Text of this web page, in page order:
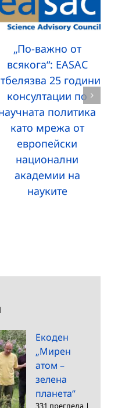
„По-важно от
всякога“: EASAC
25 години
консултации по
политика
като мрежа от
европейски
национални
академии на
науките
Екоден
„Мирен
атом –
зелена
планета“
331 прегледа |